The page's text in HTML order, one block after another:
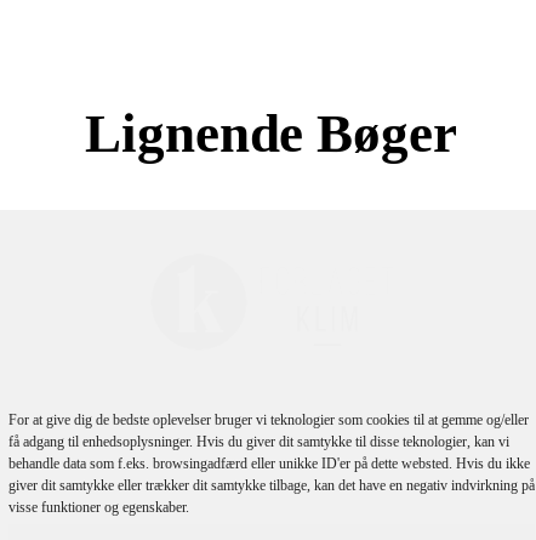
For at give dig de bedste oplevelser bruger vi teknologier som cookies til at gemme og/eller
få adgang til enhedsoplysninger. Hvis du giver dit samtykke til disse teknologier, kan vi
behandle data som f.eks. browsingadfærd eller unikke ID'er på dette websted. Hvis du ikke
giver dit samtykke eller trækker dit samtykke tilbage, kan det have en negativ indvirkning på
visse funktioner og egenskaber.
Lignende Bøger